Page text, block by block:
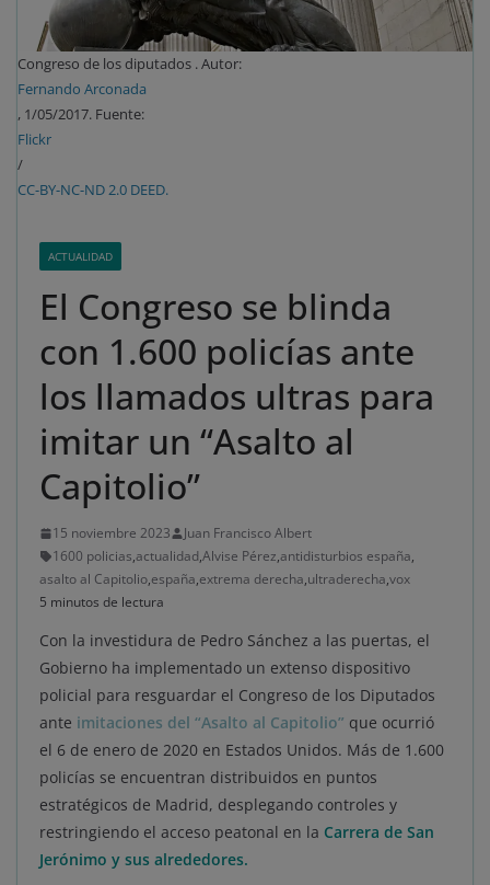
Congreso de los diputados . Autor:
Fernando Arconada
, 1/05/2017. Fuente:
Flickr
/
CC-BY-NC-ND 2.0 DEED.
ACTUALIDAD
El Congreso se blinda
con 1.600 policías ante
los llamados ultras para
imitar un “Asalto al
Capitolio”
15 noviembre 2023
Juan Francisco Albert
1600 policias,actualidad,Alvise Pérez,antidisturbios españa,
asalto al Capitolio,españa,extrema derecha,ultraderecha,vox
5 minutos de lectura
Con la investidura de Pedro Sánchez a las puertas, el
Gobierno ha implementado un extenso dispositivo
policial para resguardar el Congreso de los Diputados
ante imitaciones del “Asalto al Capitolio” que ocurrió
el 6 de enero de 2020 en Estados Unidos. Más de 1.600
policías se encuentran distribuidos en puntos
estratégicos de Madrid, desplegando controles y
restringiendo el acceso peatonal en la Carrera de San
Jerónimo y sus alrededores.